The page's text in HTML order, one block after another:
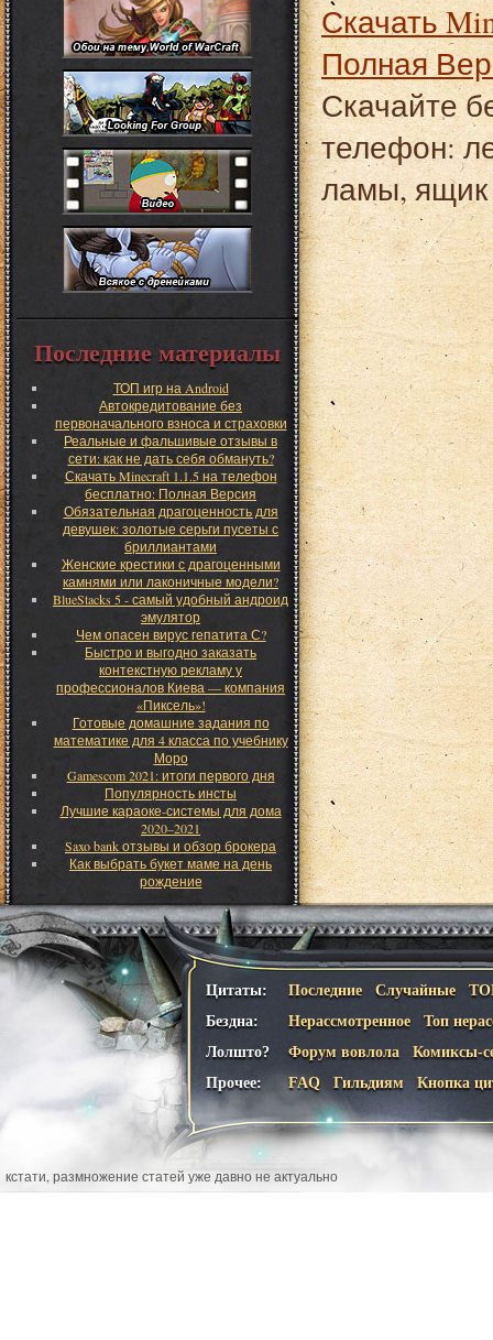
Скачать Minecraft 1.1.5 на телефон бесплатно:
Полная
Скачайте
телефон:
ламы, ящик
Последние материалы
ТОП игр на Android
Автокредитование без
первоначального взноса и страховки
Реальные и фальшивые отзывы в
сети: как не дать себя обмануть?
Скачать Minecraft 1.1.5 на телефон
бесплатно: Полная Версия
Обязательная драгоценность для
девушек: золотые серьги пусеты с
бриллиантами
Женские крестики с драгоценными
камнями или лаконичные модели?
BlueStacks 5 - самый удобный андроид
эмулятор
Чем опасен вирус гепатита С?
Быстро и выгодно заказать
контекстную рекламу у
профессионалов Киева — компания
«Пиксель»!
Готовые домашние задания по
математике для 4 класса по учебнику
Моро
Gamescom 2021: итоги первого дня
Популярность инсты
Лучшие караоке-системы для дома
2020–2021
Saxo bank отзывы и обзор брокера
Как выбрать букет маме на день
рождение
Цитаты: Последние Случайные
Бездна:
Нерассмотренное
Топ
Лолшто?
Форум вовлола
Комиксы-
Прочее:
FAQ Гильдиям Кнопка
кстати, размножение статей уже давно не актуально